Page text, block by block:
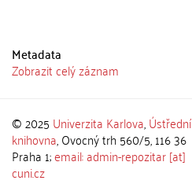
Metadata
Zobrazit celý záznam
© 2025 Univerzita Karlova,Ústřední
knihovna, Ovocný trh 560/5, 116 36
Praha 1;email: admin-repozitar [at]
cuni.cz